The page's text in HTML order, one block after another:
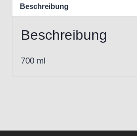
Beschreibung
Beschreibung
700 ml